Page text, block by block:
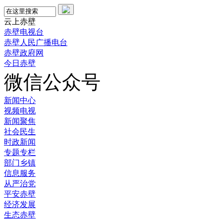
云上赤壁
赤壁电视台
赤壁人民广播电台
赤壁政府网
今日赤壁
微信公众号
新闻中心
视频电视
新闻聚焦
社会民生
时政新闻
专题专栏
部门乡镇
信息服务
从严治党
平安赤壁
经济发展
生态赤壁